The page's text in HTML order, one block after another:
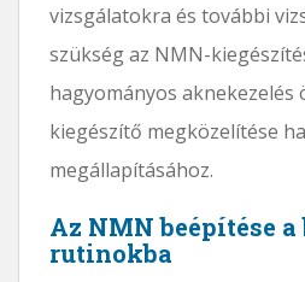
vizsgálatokra és további
szükség az NMN-
hagyományos aknekezelés
kiegészítő megközelítése
megállapításához.
Az NMN beépítése
rutinokba